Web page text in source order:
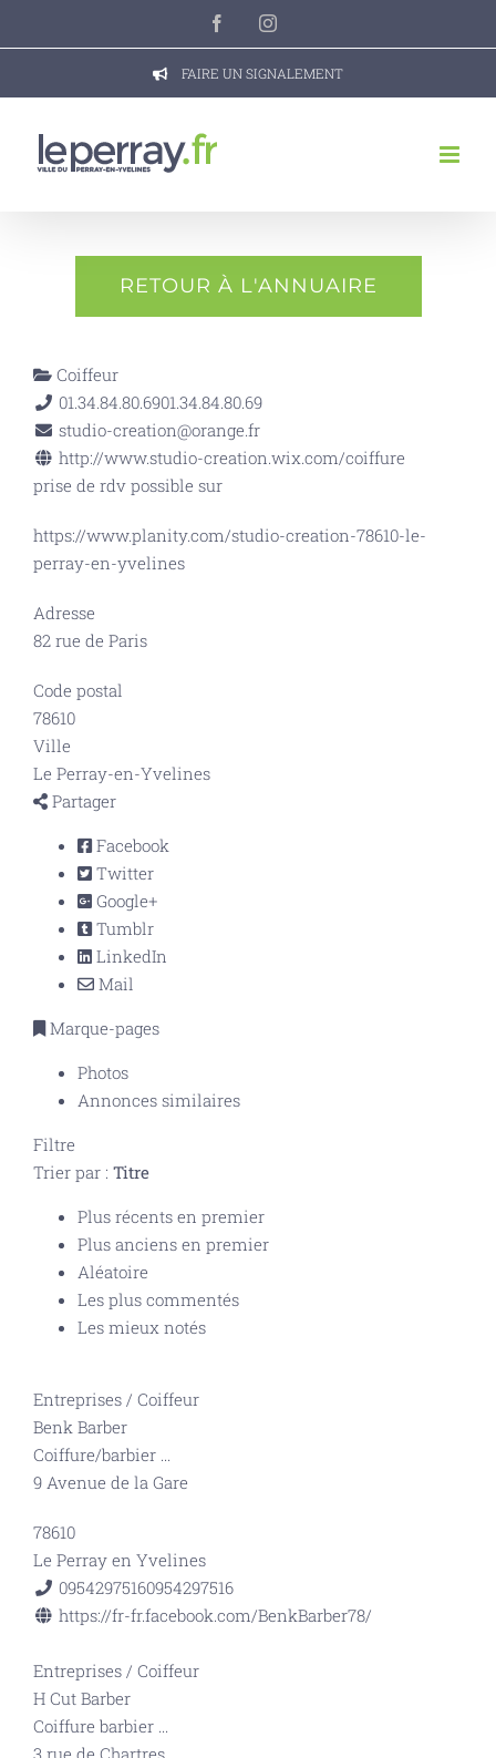
FacebookInstagram
FAIRE UN SIGNALEMENT
RETOUR À L'ANNUAIRE
Coiffeur
01.34.84.80.6901.34.84.80.69
studio-creation@orange.fr
http://www.studio-creation.wix.com/coiffure
prise de rdv possible sur
https://www.planity.com/studio-creation-78610-le-
perray-en-yvelines
Adresse
82 rue de Paris
Code postal
78610
Ville
Le Perray-en-Yvelines
Partager
Facebook
Twitter
Google+
Tumblr
LinkedIn
Mail
Marque-pages
Photos
Annonces similaires
Filtre
Trier par : Titre
Plus récents en premier
Plus anciens en premier
Aléatoire
Les plus commentés
Les mieux notés
Entreprises / Coiffeur
Benk Barber
Coiffure/barbier ...
9 Avenue de la Gare
78610
Le Perray en Yvelines
09542975160954297516
https://fr-fr.facebook.com/BenkBarber78/
Entreprises / Coiffeur
H Cut Barber
Coiffure barbier ...
3 rue de Chartres